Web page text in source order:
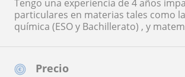
Precio
Tengo una experiencia de 4 años
particulares en materias tales como
química (ESO y Bachillerato) , y